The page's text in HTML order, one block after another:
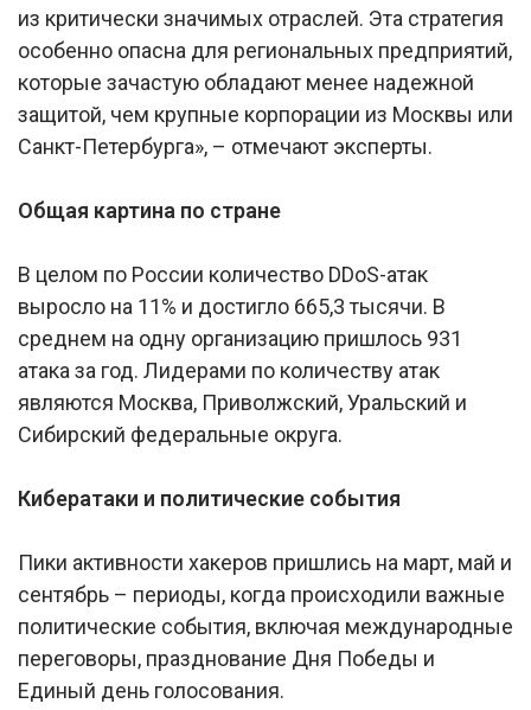
из критически значимых отраслей. Эта стратегия
особенно опасна для региональных предприятий,
которые зачастую обладают менее надежной
защитой, чем крупные корпорации из Москвы или
Санкт-Петербурга», – отмечают эксперты.
Общая картина по стране
В целом по России количество DDoS-атак
выросло на 11% и достигло 665,3 тысячи. В
среднем на одну организацию пришлось 931
атака за год. Лидерами по количеству атак
являются Москва, Приволжский, Уральский и
Сибирский федеральные округа.
Кибератаки и политические события
Пики активности хакеров пришлись на март, май и
сентябрь – периоды, когда происходили важные
политические события, включая международные
переговоры, празднование Дня Победы и
Единый день голосования.